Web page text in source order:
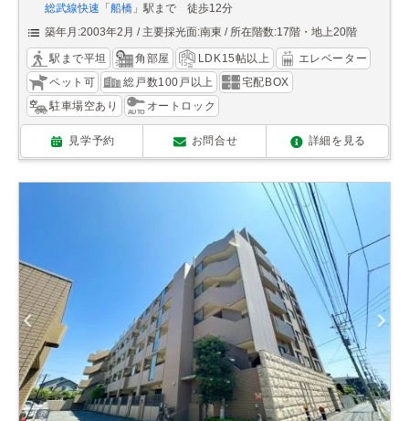
総武線快速 「 船橋 」駅まで 徒歩12分
築年月:2003年2月
主要採光面:南東 所在階数:17階・地上20階
駅まで平坦 角部屋 LDK15帖以上
エレベーター
ペット可
総戸数100戸以上
宅配BOX
駐車場空あり
オートロック
見学予約 お問合せ 詳細を見る